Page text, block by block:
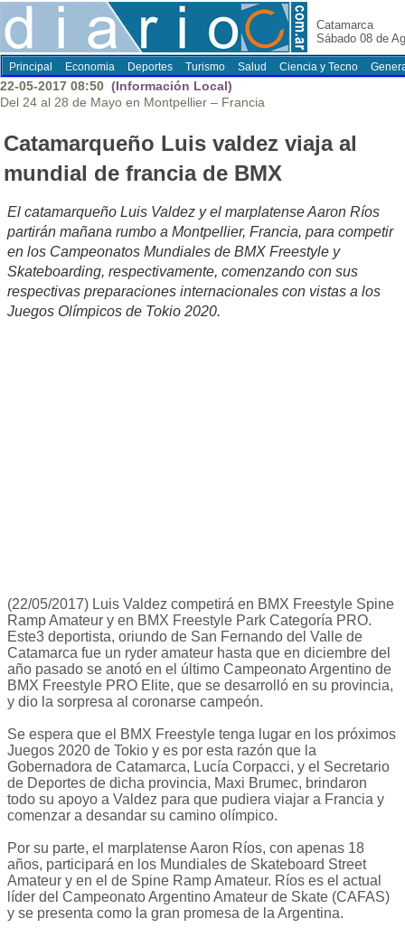
Catamarca
Sábado 08 de
Principal Economia Deportes Turismo Salud Ciencia y Tecno
22-05-2017 08:50 (Información Local)
Del 24 al 28 de Mayo en Montpellier – Francia
Catamarqueño Luis valdez viaja al
mundial de francia de BMX
El catamarqueño Luis Valdez y el marplatense Aaron Ríos
partirán mañana rumbo a Montpellier, Francia, para competir
en los Campeonatos Mundiales de BMX Freestyle y
Skateboarding, respectivamente, comenzando con sus
respectivas preparaciones internacionales con vistas a los
Juegos Olímpicos de Tokio 2020.
(22/05/2017) Luis Valdez competirá en BMX Freestyle Spine
Ramp Amateur y en BMX Freestyle Park Categoría PRO.
Este3 deportista, oriundo de San Fernando del Valle de
Catamarca fue un ryder amateur hasta que en diciembre del
año pasado se anotó en el último Campeonato Argentino de
BMX Freestyle PRO Elite, que se desarrolló en su provincia,
y dio la sorpresa al coronarse campeón.
Se espera que el BMX Freestyle tenga lugar en los próximos
Juegos 2020 de Tokio y es por esta razón que la
Gobernadora de Catamarca, Lucía Corpacci, y el Secretario
de Deportes de dicha provincia, Maxi Brumec, brindaron
todo su apoyo a Valdez para que pudiera viajar a Francia y
comenzar a desandar su camino olímpico.
Por su parte, el marplatense Aaron Ríos, con apenas 18
años, participará en los Mundiales de Skateboard Street
Amateur y en el de Spine Ramp Amateur. Ríos es el actual
líder del Campeonato Argentino Amateur de Skate (CAFAS)
y se presenta como la gran promesa de la Argentina.